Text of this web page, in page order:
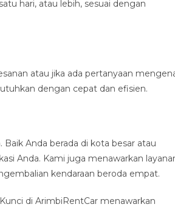
hari, atau lebih, sesuai dengan
atau jika ada pertanyaan
dengan cepat dan efisien.
Anda berada di kota besar atau
Anda. Kami juga menawarkan
kendaraan beroda empat.
di ArimbiRentCar menawarkan